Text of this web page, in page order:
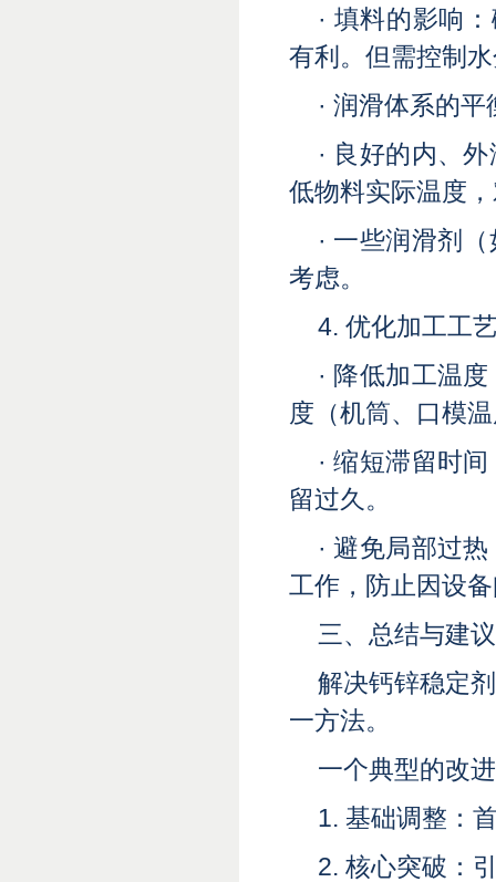
· 填料的影响
有利。但需控制
· 润滑体系的平
· 良好的内、
低物料实际温度
· 一些润滑剂
考虑。
4. 优化加工工
· 降低加工温
度（机筒、口模
· 缩短滞留时
留过久。
· 避免局部过
工作，防止因设
三、总结与建议
解决钙锌稳定
一方法。
一个典型的改
1. 基础调整：
2. 核心突破：